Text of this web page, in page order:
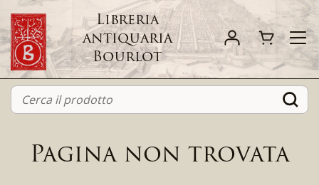
Libreria
antiquaria
Bourlot
Pagina non trovata